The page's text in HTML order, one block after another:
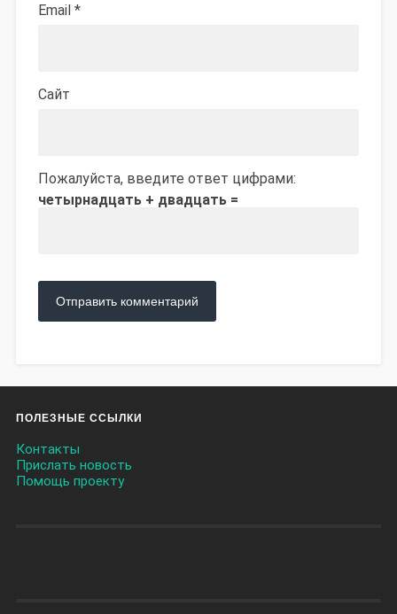
Email *
Сайт
Пожалуйста, введите ответ цифрами:
четырнадцать + двадцать =
ПОЛЕЗНЫЕ ССЫЛКИ
Контакты
Прислать новость
Помощь проекту